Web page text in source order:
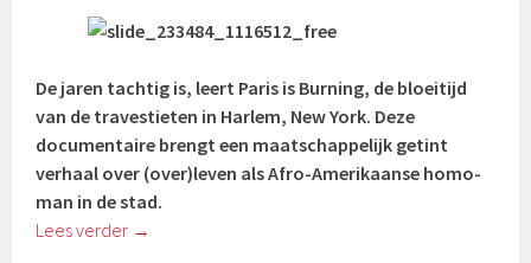
De jaren tachtig is, leert Paris is Burning, de bloeitijd
van de travestieten in Harlem, New York. Deze
documentaire brengt een maatschappelijk getint
verhaal over (over)leven als Afro-Amerikaanse homo-
man in de stad.
Lees verder →